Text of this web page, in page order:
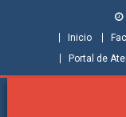
Inicio
Portal de